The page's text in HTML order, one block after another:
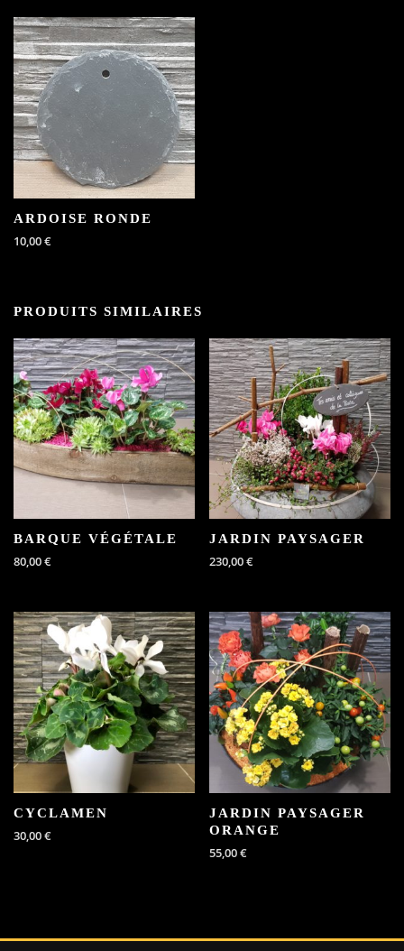
ARDOISE RONDE
10,00€
PRODUITS SIMILAIRES
BARQUE VÉGÉTALE
80,00€
JARDIN PAYSAGER
230,00€
CYCLAMEN
30,00€
JARDIN PAYSAGER
ORANGE
55,00€